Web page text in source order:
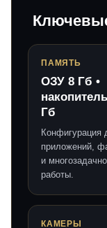
ПАМЯТЬ
ОЗУ 8 Гб •
Гб
Конфигурация
приложений,
и
работы.
КАМЕРЫ